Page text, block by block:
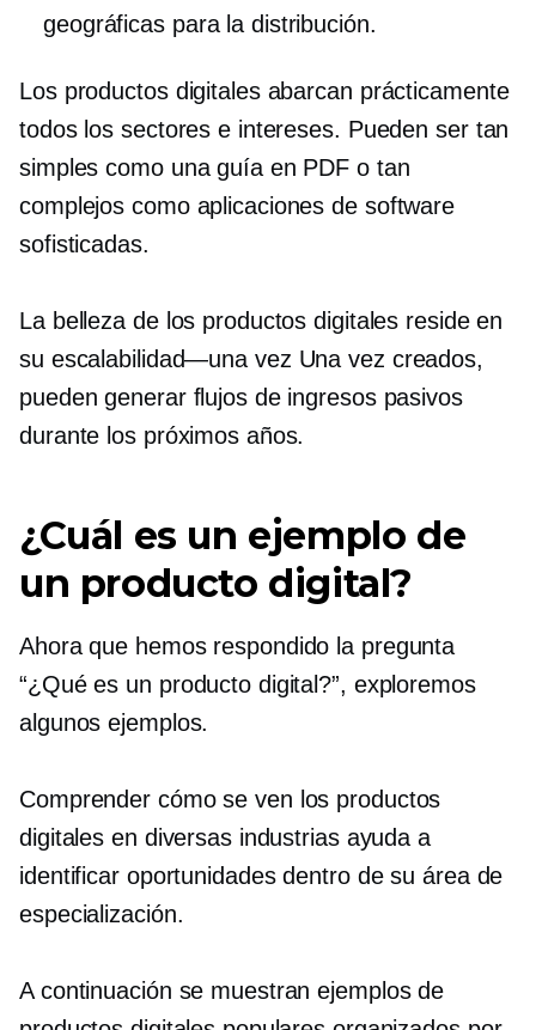
geográficas para la distribución.
Los productos digitales abarcan prácticamente
todos los sectores e intereses. Pueden ser tan
simples como una guía en PDF o tan
complejos como aplicaciones de software
sofisticadas.
La belleza de los productos digitales reside en
su escalabilidad—una vez Una vez creados,
pueden generar flujos de ingresos pasivos
durante los próximos años.
¿Cuál es un ejemplo de
un producto digital?
Ahora que hemos respondido la pregunta
“¿Qué es un producto digital?”, exploremos
algunos ejemplos.
Comprender cómo se ven los productos
digitales en diversas industrias ayuda a
identificar oportunidades dentro de su área de
especialización.
A continuación se muestran ejemplos de